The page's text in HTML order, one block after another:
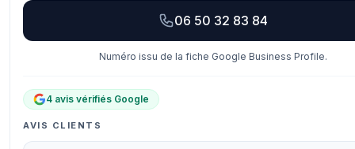
06 50 32 83 84
Numéro issu de la fiche Google Business Profile.
4 avis vérifiés Google
AVIS CLIENTS